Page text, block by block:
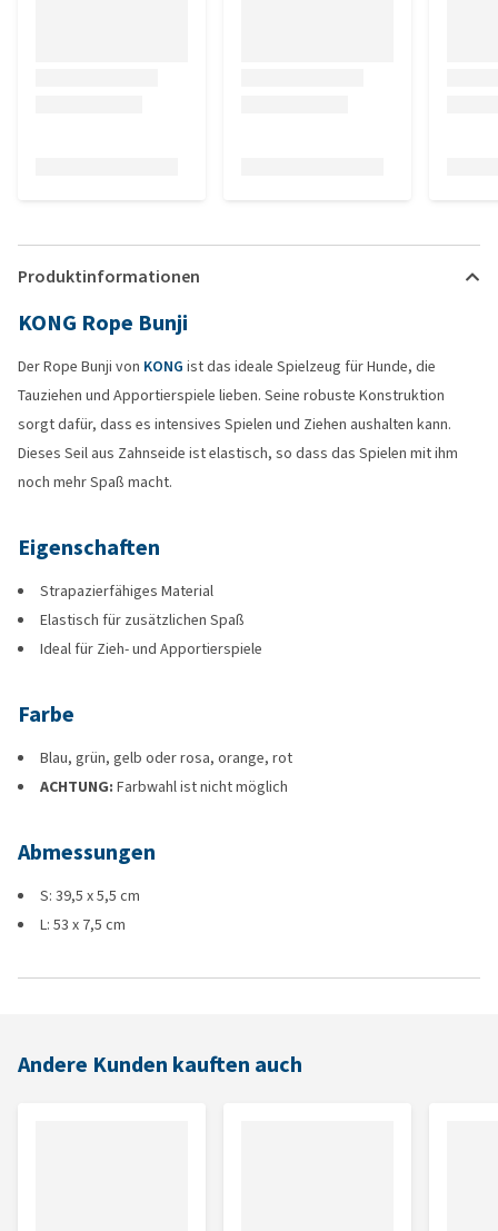
Produktinformationen
KONG Rope Bunji
Der Rope Bunji von KONG ist das ideale Spielzeug für Hunde, die
Tauziehen und Apportierspiele lieben. Seine robuste Konstruktion
sorgt dafür, dass es intensives Spielen und Ziehen aushalten kann.
Dieses Seil aus Zahnseide ist elastisch, so dass das Spielen mit ihm
noch mehr Spaß macht.
Eigenschaften
Strapazierfähiges Material
Elastisch für zusätzlichen Spaß
Ideal für Zieh- und Apportierspiele
Farbe
Blau, grün, gelb oder rosa, orange, rot
ACHTUNG: Farbwahl ist nicht möglich
Abmessungen
S: 39,5 x 5,5 cm
L: 53 x 7,5 cm
Andere Kunden kauften auch